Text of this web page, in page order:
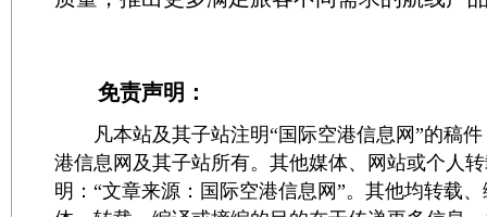
免责声明：
凡本站及其子站注明“国际空港信息网”的稿件
港信息网及其子站所有。其他媒体、网站或个人
明：“文章来源：国际空港信息网”。其他均转载